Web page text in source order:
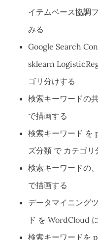
イテムベース協調
みる
Google Search
sklearn
ゴリ分けする
検索キーワードの
で描画する
検索キーワード を
ズ分類 で カテゴリ
検索キーワードの
で描画する
データマイニング
ド を WordCloud
検索キーワードを